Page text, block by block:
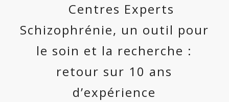
Centres Experts
Schizophrénie, un outil pour
le soin et la recherche :
retour sur 10 ans
d’expérience